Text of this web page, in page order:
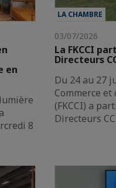
en
8
LA CHAMBRE
03/07/2026
La FKCCI
Directeurs
Du 24 au 27
Commerce et
(FKCCI) a
Directeurs